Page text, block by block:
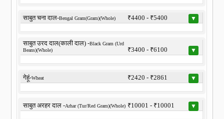
साबुत चना दाल-Bengal Gram(Gram)(Whole) ₹4400 - ₹5400 ▼
साबुत उरद दाल(काली दाल) -Black Gram (Urd
Beans)(Whole)
₹3400 - ₹6100 ▼
गेहूं-Wheat ₹2420 - ₹2861 ▼
साबुत अरहर दाल -Arhar (Tur/Red Gram)(Whole) ₹10001 - ₹10001 ▼